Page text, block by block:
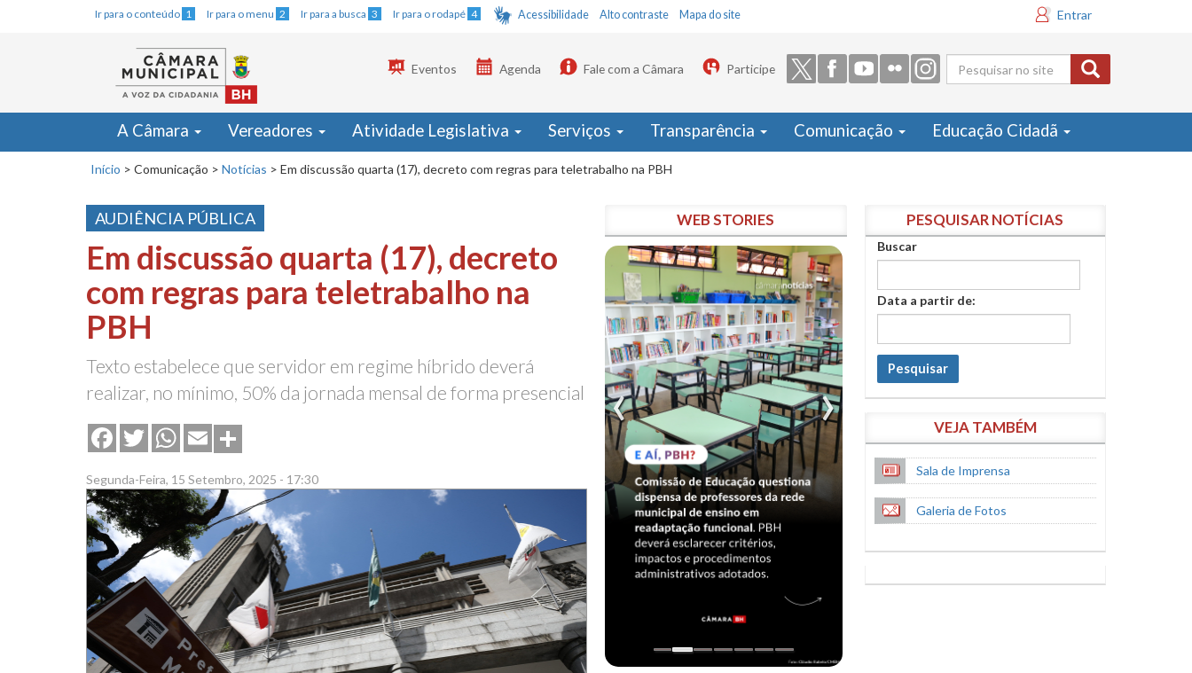
Ir para o conteúdo 1 Ir para o menu 2 Ir para a busca 3 Ir para o rodapé 4 Acessibilidade Alto contraste Mapa do site Entrar
Formulário
de busca
Eventos Agenda Fale com a Câmara Participe
A Câmara Vereadores Atividade Legislativa Serviços Transparência Comunicação Educação Cidadã
Início > Comunicação > Notícias > Em discussão quarta (17), decreto com regras para teletrabalho na PBH
AUDIÊNCIA PÚBLICA
Em discussão quarta (17), decreto
com regras para teletrabalho na
PBH
Texto estabelece que servidor em regime híbrido deverá
realizar, no mínimo, 50% da jornada mensal de forma presencial
FacebookTwitterWhatsApp
Email
Segunda-Feira, 15 Setembro, 2025 - 17:30
WEB STORIES PESQUISAR NOTÍCIAS
Buscar
Data a partir de:
Pesquisar
VEJA TAMBÉM
Sala de Imprensa
Galeria de Fotos